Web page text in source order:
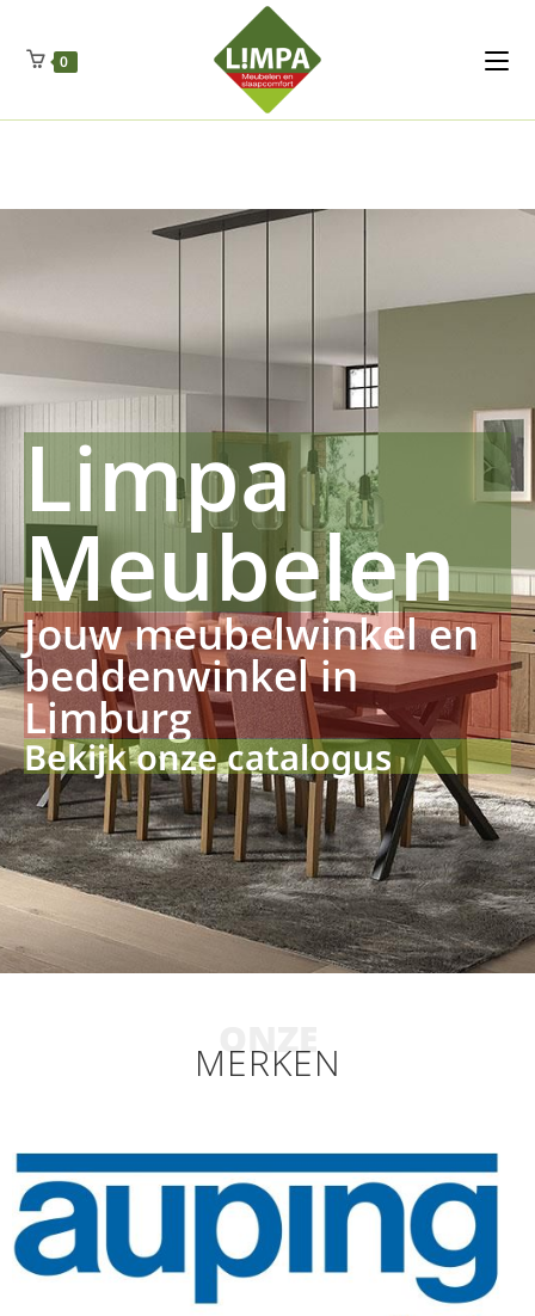
Regenschut
Drueckerpro
Fettsauren Dekemax Kapselmed
Luftkuhlen Zauberfan Netzfenste Insektensc
0
Limpa
Meubelen
Jouw meubelwinkel en
beddenwinkel in
Limburg
Bekijk onze catalogus
ONZE
MERKEN